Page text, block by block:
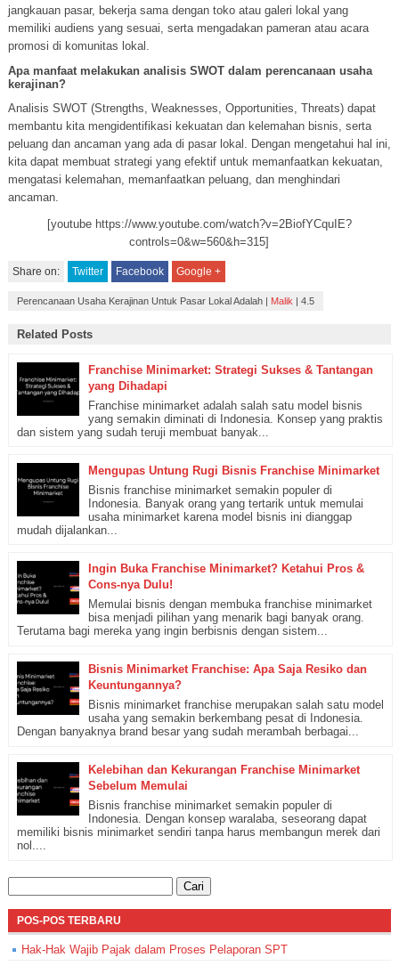
jangkauan pasar, bekerja sama dengan toko atau galeri lokal yang
memiliki audiens yang sesuai, serta mengadakan pameran atau acara
promosi di komunitas lokal.
Apa manfaat melakukan analisis SWOT dalam perencanaan usaha
kerajinan?
Analisis SWOT (Strengths, Weaknesses, Opportunities, Threats) dapat
membantu kita mengidentifikasi kekuatan dan kelemahan bisnis, serta
peluang dan ancaman yang ada di pasar lokal. Dengan mengetahui hal ini,
kita dapat membuat strategi yang efektif untuk memanfaatkan kekuatan,
mengatasi kelemahan, memanfaatkan peluang, dan menghindari
ancaman.
[youtube https://www.youtube.com/watch?v=2BiofYCquIE?
controls=0&w=560&h=315]
Share on: Twitter Facebook Google +
Perencanaan Usaha Kerajinan Untuk Pasar Lokal Adalah| Malik | 4.5
Related Posts
Franchise Minimarket: Strategi Sukses & Tantangan
yang Dihadapi
Franchise minimarket adalah salah satu model bisnis
yang semakin diminati di Indonesia. Konsep yang praktis
dan sistem yang sudah teruji membuat banyak...
Mengupas Untung Rugi Bisnis Franchise Minimarket
Bisnis franchise minimarket semakin populer di
Indonesia. Banyak orang yang tertarik untuk memulai
usaha minimarket karena model bisnis ini dianggap
mudah dijalankan...
Ingin Buka Franchise Minimarket? Ketahui Pros &
Cons-nya Dulu!
Memulai bisnis dengan membuka franchise minimarket
bisa menjadi pilihan yang menarik bagi banyak orang.
Terutama bagi mereka yang ingin berbisnis dengan sistem...
Bisnis Minimarket Franchise: Apa Saja Resiko dan
Keuntungannya?
Bisnis minimarket franchise merupakan salah satu model
usaha yang semakin berkembang pesat di Indonesia.
Dengan banyaknya brand besar yang sudah merambah berbagai...
Kelebihan dan Kekurangan Franchise Minimarket
Sebelum Memulai
Bisnis franchise minimarket semakin populer di
Indonesia. Dengan konsep waralaba, seseorang dapat
memiliki bisnis minimarket sendiri tanpa harus membangun merek dari
nol....
untuk:
POS-POS TERBARU
Hak-Hak Wajib Pajak dalam Proses Pelaporan SPT